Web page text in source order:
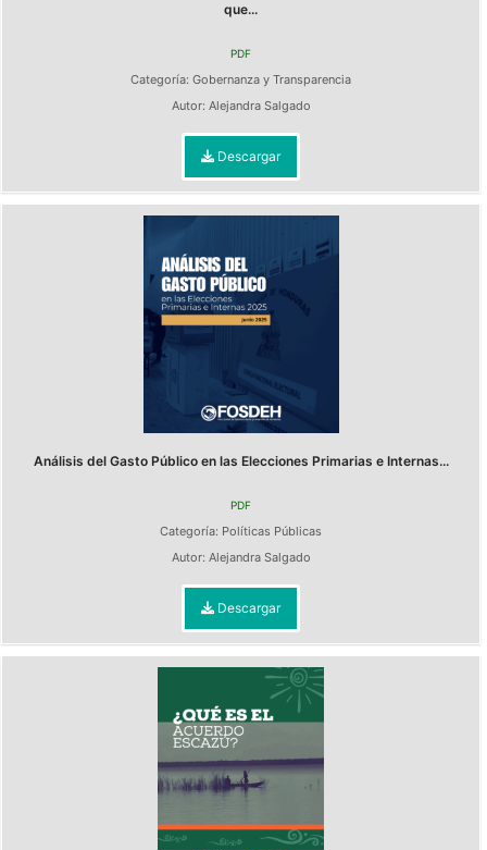
que...
PDF
Categoría: Gobernanza y Transparencia
Autor: Alejandra Salgado
Descargar
Análisis del Gasto Público en las Elecciones Primarias e Internas...
PDF
Categoría: Políticas Públicas
Autor: Alejandra Salgado
Descargar